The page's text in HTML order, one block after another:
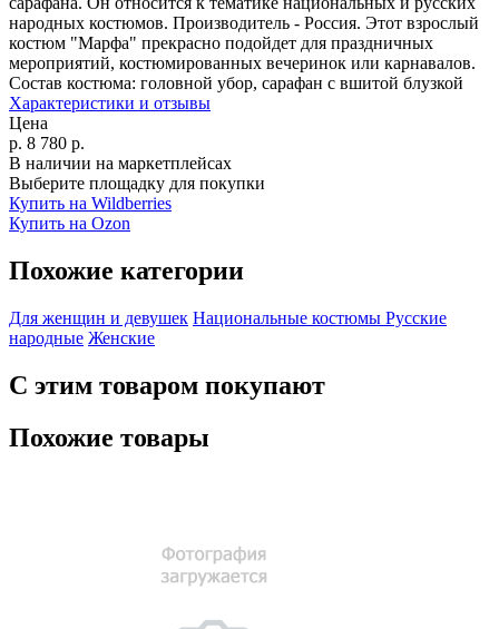
народных костюмов. Производитель - Россия. Этот взрослый
костюм "Марфа" прекрасно подойдет для праздничных
мероприятий, костюмированных вечеринок или карнавалов.
Состав костюма: головной убор, сарафан с вшитой блузкой
Характеристики и отзывы
Цена
р. 8 780 р.
В наличии на маркетплейсах
Выберите площадку для покупки
Купить на Wildberries
Купить на Ozon
Похожие категории
Для женщин и девушек Национальные костюмы Русские
народные Женские
С этим товаром покупают
Похожие товары